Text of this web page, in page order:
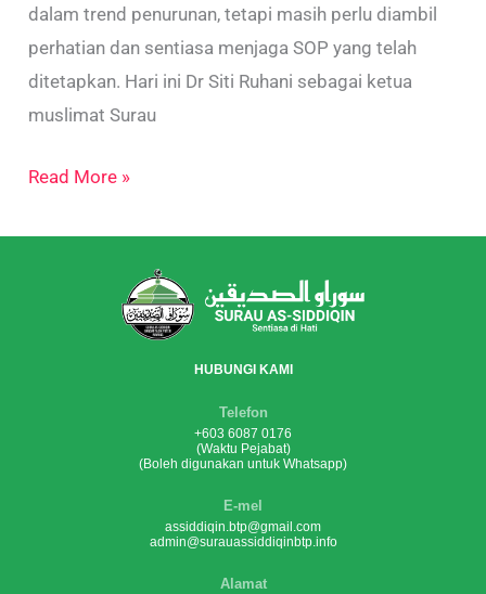
dalam trend penurunan, tetapi masih perlu diambil
perhatian dan sentiasa menjaga SOP yang telah
ditetapkan. Hari ini Dr Siti Ruhani sebagai ketua
muslimat Surau
Read More »
HUBUNGI KAMI
Telefon
+603 6087 0176
(Waktu Pejabat)
(Boleh digunakan untuk Whatsapp)
E-mel
assiddiqin.btp@gmail.com
admin@surauassiddiqinbtp.info
Alamat